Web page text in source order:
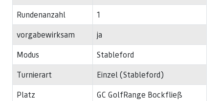
Rundenanzahl
1
vorgabewirksam
ja
Modus
Stableford
Turnierart
Einzel (Stableford)
Platz
GC GolfRange Bockfließ